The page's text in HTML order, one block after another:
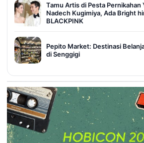
Tamu Artis di Pesta Pernikahan
Nadech Kugimiya, Ada Bright
BLACKPINK
Pepito Market: Destinasi
di Senggigi